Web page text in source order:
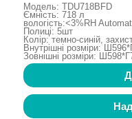
Модель: TDU718BFD
Ємність: 718 л
вологість:<3%RH
Полиці: 5шт
Колір: темно-синій,
Внутрішні розміри:
Зовнішні розміри: